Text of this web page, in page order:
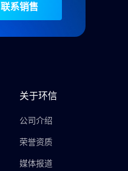
联系销售
关于环信
公司介绍
荣誉资质
媒体报道